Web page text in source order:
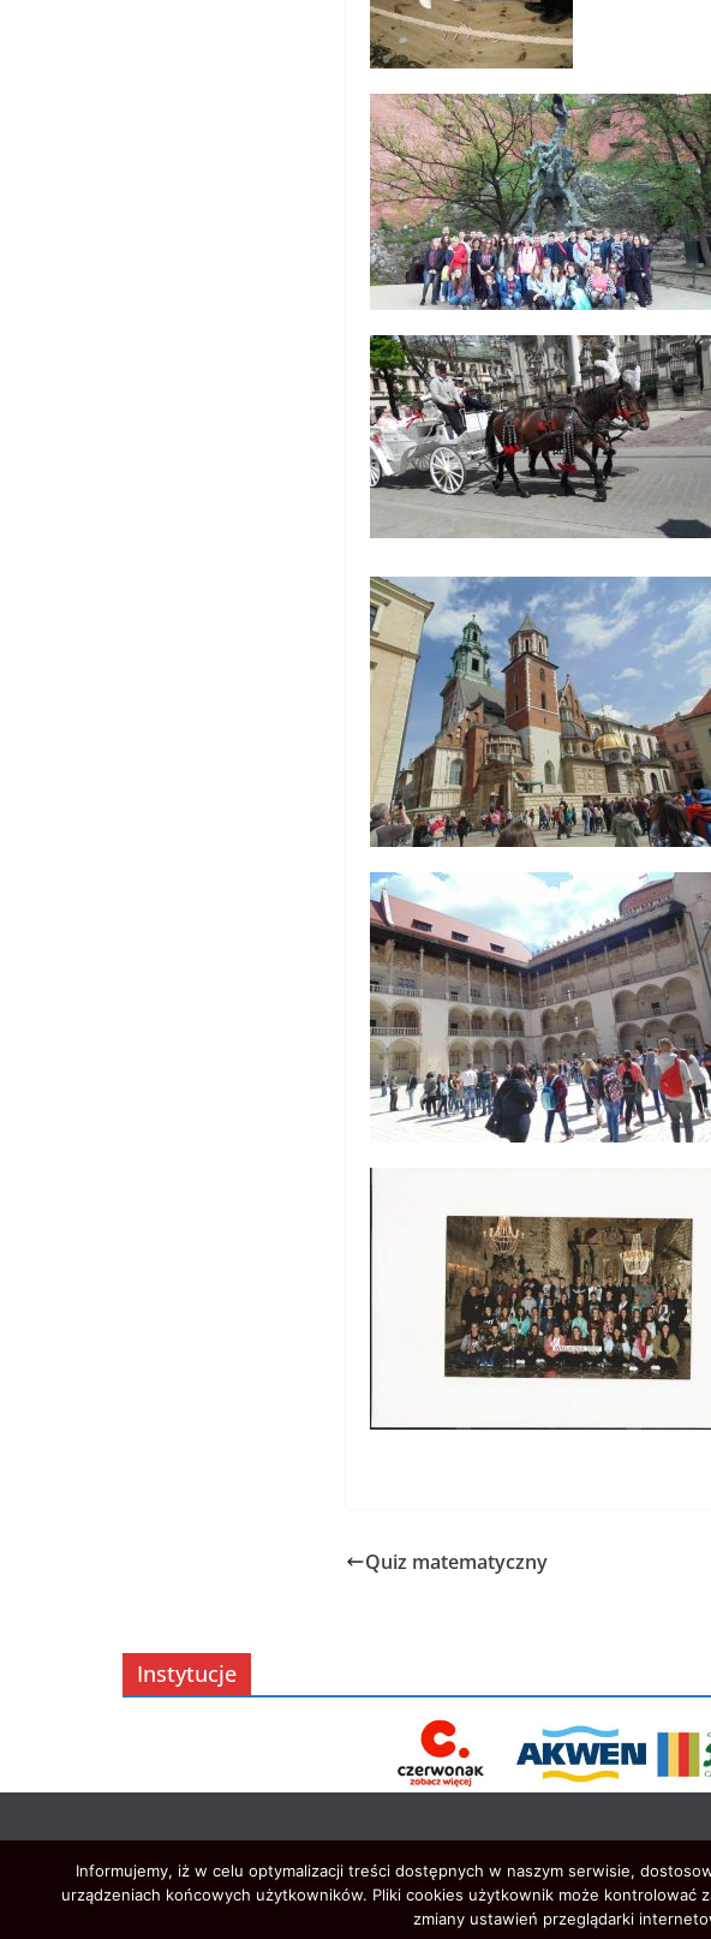
Quiz matematyczny
Instytucje
Oświata w Czerwonaku. Wszystkie prawa
Informujemy, iż w celu optymalizacji treści dostępnych w naszym serwisie,
urządzeniach końcowych użytkowników. Pliki cookies użytkownik może
zmiany ustawień przeglądarki